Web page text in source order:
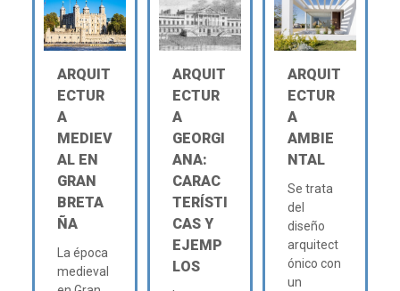
ARQUIT
ECTUR
A
MEDIEV
AL EN
GRAN
BRETA
ÑA
La época
medieval
ARQUIT
ECTUR
A
GEORGI
ANA:
CARAC
TERÍSTI
CAS Y
EJEMP
LOS
ARQUIT
ECTUR
A
AMBIE
NTAL
Se trata
del
diseño
arquitect
ónico con
un